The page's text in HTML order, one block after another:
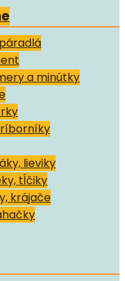
a minútky
lieviky
tĺčiky
krájače